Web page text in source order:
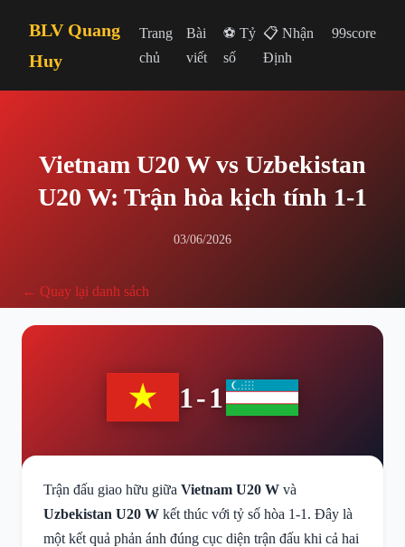
BLV Quang
Huy
Trang
chủ
Bài
viết
⚽ Tỷ
số
📋 Nhận
Định
99score
Vietnam U20 W vs Uzbekistan
U20 W: Trận hòa kịch tính 1-1
03/06/2026
← Quay lại danh sách
1-1
Trận đấu giao hữu giữa Vietnam U20 W và
Uzbekistan U20 W kết thúc với tỷ số hòa 1-1. Đây là
một kết quả phản ánh đúng cục diện trận đấu khi cả hai